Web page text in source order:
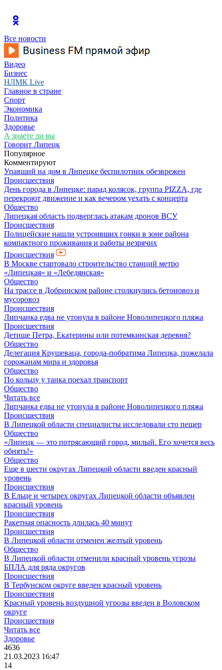
Все новости
Видео
Бизнес
НЛМК Live
Главное в стране
Спорт
Экономика
Политика
Здоровье
А знаете ли вы
Говорит Липецк
Популярное
Комментируют
Упавший на дом в Липецке беспилотник обезврежен
Происшествия
День города в Липецке: парад колясок, группа PIZZA, где
перекроют движение и как вечером уехать с концерта
Общество
Липецкая область подверглась атакам дронов ВСУ
Происшествия
Полицейские нашли устроивших гонки в зоне района
компактного проживания и работы незрячих
Происшествия
В Москве стартовало строительство станций метро
«Липецкая» и «Лебедянская»
Общество
На трассе в Добринском районе столкнулись бетоновоз и
мусоровоз
Происшествия
Липчанка едва не утонула в районе Новолипецкого пляжа
Происшествия
Детище Петра, Екатерины или потемкинская деревня?
Общество
Делегация Крушеваца, города-побратима Липецка, пожелала
горожанам мира и здоровья
Общество
По кольцу у танка поехал транспорт
Общество
Читать все
Липчанка едва не утонула в районе Новолипецкого пляжа
Происшествия
В Липецкой области специалисты исследовали сто пещер
Общество
«Липецк — это потрясающий город, милый. Его хочется весь
обнять!»
Общество
Еще в шести округах Липецкой области введен красный
уровень
Происшествия
В Ельце и четырех округах Липецкой области объявлен
красный уровень
Происшествия
Ракетная опасность длилась 40 минут
Происшествия
В Липецкой области отменен желтый уровень
Общество
В Липецкой области отменили красный уровень угрозы
БПЛА для ряда округов
Происшествия
В Тербунском округе введен красный уровень
Происшествия
Красный уровень воздушной угрозы введен в Воловском
округе
Происшествия
Читать все
Здоровье
4636
21.03.2023 16:47
14